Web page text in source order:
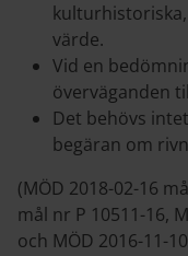
värde.
Vid en
överväganden
Det behövs
begäran om
(MÖD 2018-02-16
mål nr P 10511-16,
och MÖD 2016-11-